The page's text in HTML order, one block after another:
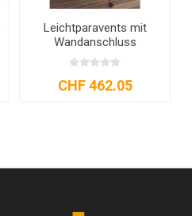
Trennwand Butterfly
Paravent
CHF 586.60